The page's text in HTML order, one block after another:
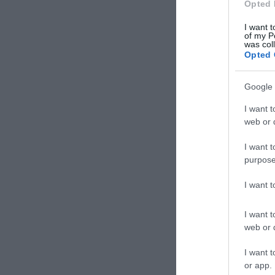
Opted
I want
of my
was
Opted
Google
I want
web or
I want
I want
I want
web or
I want
or app.